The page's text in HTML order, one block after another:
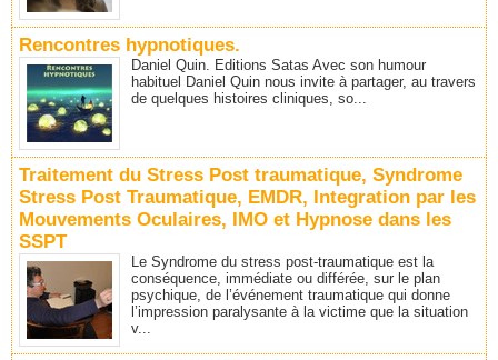
Rencontres hypnotiques.
Daniel Quin. Editions Satas Avec son humour
habituel Daniel Quin nous invite à partager, au travers
de quelques histoires cliniques, so...
Traitement du Stress Post traumatique, Syndrome
Stress Post Traumatique, EMDR, Integration par les
Mouvements Oculaires, IMO et Hypnose dans les
SSPT
Le Syndrome du stress post-traumatique est la
conséquence, immédiate ou différée, sur le plan
psychique, de l’événement traumatique qui donne
l’impression paralysante à la victime que la situation
v...